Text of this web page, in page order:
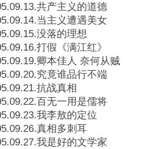
共产主义的道德
当主义遭遇美女
没落的理想
打假《满江红》
卿本佳人 奈何从贼
究竟谁品行不端
抗战真相
百无一用是儒将
我李敖的定位
真相多刺耳
我是好的文学家